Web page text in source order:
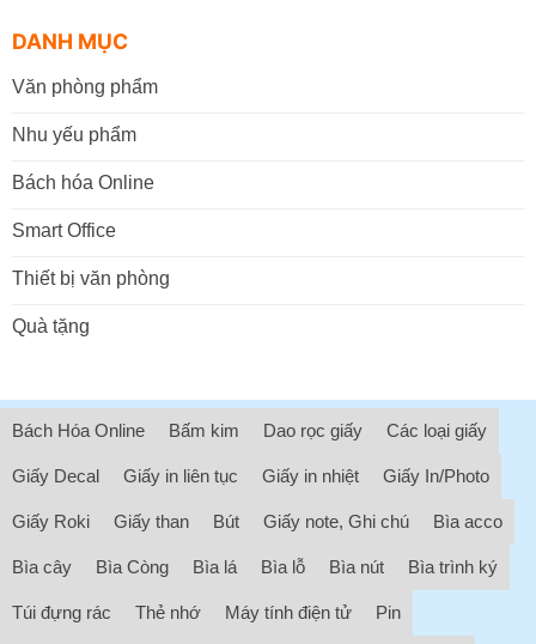
DANH MỤC
Văn phòng phẩm
Nhu yếu phẩm
Bách hóa Online
Smart Office
Thiết bị văn phòng
Quà tặng
Bách Hóa Online Bấm kim Dao rọc giấy Các loại giấy
Giấy Decal Giấy in liên tục Giấy in nhiệt Giấy In/Photo
Giấy Roki Giấy than Bút Giấy note, Ghi chú Bìa acco
Bìa cây Bìa Còng Bìa lá Bìa lỗ Bìa nút Bìa trình ký
Túi đựng rác Thẻ nhớ Máy tính điện tử Pin